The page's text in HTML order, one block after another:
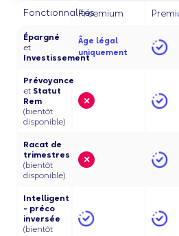
FonctionnalitésFreemium
Épargné
et
Investissement
Âge légal
uniquement
Prévoyance
et Statut
Rem
(bientôt
disponible)
×
Racat de
trimestres
(bientôt
disponible)
×
Intelligent
- préco
inversée
(bientôt